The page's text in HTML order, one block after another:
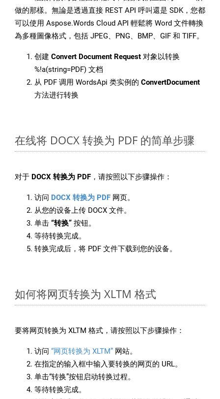
做的那樣。無論是透過直接 REST API 呼叫還是 SDK，您都
可以使用 Aspose.Words Cloud API 輕鬆將 Word 文件轉換
為多種圖像格式，包括 JPEG、PNG、BMP、GIF 和 TIFF。
创建 Convert Document Request 对象以转换
%!a(string=PDF) 文档
从 PDF 调用 WordsApi 类实例的 ConvertDocument
方法进行转换
在线将 DOCX 转换为 PDF 的简单步骤
对于 DOCX 转换为 PDF ，请按照以下步骤操作：
访问 DOCX 转换为 PDF 网页。
从您的设备上传 DOCX 文件。
单击 “转换” 按钮。
等待转换完成。
转换完成后，将 PDF 文件下载到您的设备。
如何将网页转换为 XLTM 格式
要将网页转换为 XLTM 格式，请按照以下步骤操作：
访问 “网页转换为 XLTM” 网站。
在指定的输入框中输入要转换的网页的 URL。
单击“转换”按钮启动转换过程。
等待转换完成。